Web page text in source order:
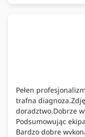
Pełen
trafna
doradztwo.Dobrze
Podsumowując
Bardzo dobre